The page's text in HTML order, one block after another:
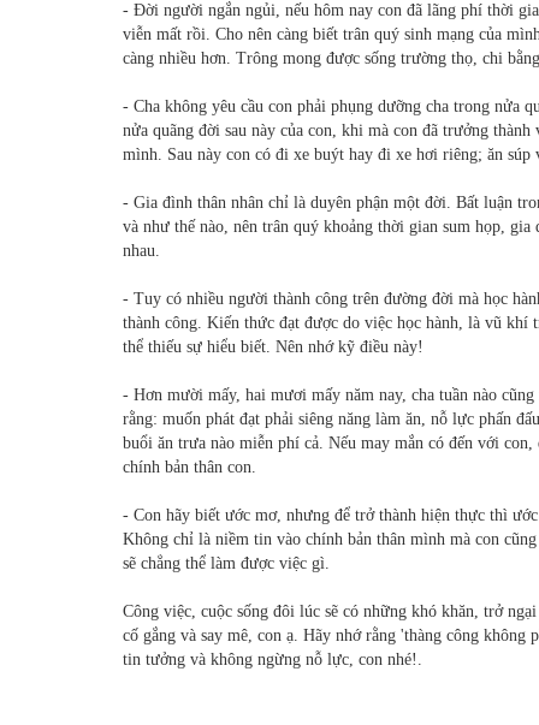
- Đời người ngắn ngủi, nếu hôm nay con đã lãng phí thời
viễn mất rồi. Cho nên càng biết trân quý sinh mạng của
càng nhiều hơn. Trông mong được sống trường thọ, chi
- Cha không yêu cầu con phải phụng dưỡng cha trong nửa
nửa quãng đời sau này của con, khi mà con đã trưởng
mình. Sau này con có đi xe buýt hay đi xe hơi riêng; ăn
- Gia đình thân nhân chỉ là duyên phận một đời. Bất luận
và như thế nào, nên trân quý khoảng thời gian sum họp,
nhau.
- Tuy có nhiều người thành công trên đường đời mà học
thành công. Kiến thức đạt được do việc học hành, là vũ khí
thể thiếu sự hiểu biết. Nên nhớ kỹ điều này!
- Hơn mười mấy, hai mươi mấy năm nay, cha tuần nào
rằng: muốn phát đạt phải siêng năng làm ăn, nỗ lực phấn
buổi ăn trưa nào miễn phí cả. Nếu may mắn có đến với
chính bản thân con.
- Con hãy biết ước mơ, nhưng để trở thành hiện thực thì
Không chỉ là niềm tin vào chính bản thân mình mà con
sẽ chẳng thể làm được việc gì.
Công việc, cuộc sống đôi lúc sẽ có những khó khăn, trở
cố gắng và say mê, con ạ. Hãy nhớ rằng 'thàng công
tin tưởng và không ngừng nỗ lực, con nhé!.